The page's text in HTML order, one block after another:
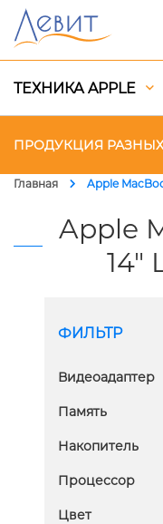
ТЕХНИКА APPLE
ПРОДУКЦИЯ
Главная Apple
Apple
14"
ФИЛЬТР
Видеоадаптер
14 core GPU
Память
18 GB
Накопитель
512Gb SSD
Процессор
M3 Pro 11-Core
Цвет